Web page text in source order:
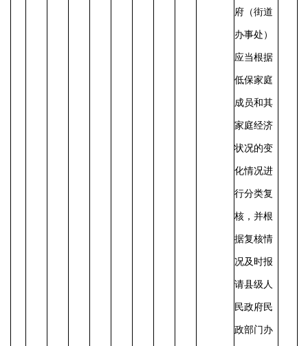
府（街道
办事处）
应当根据
低保家庭
成员和其
家庭经济
状况的变
化情况进
行分类复
核，并根
据复核情
况及时报
请县级人
民政府民
政部门办